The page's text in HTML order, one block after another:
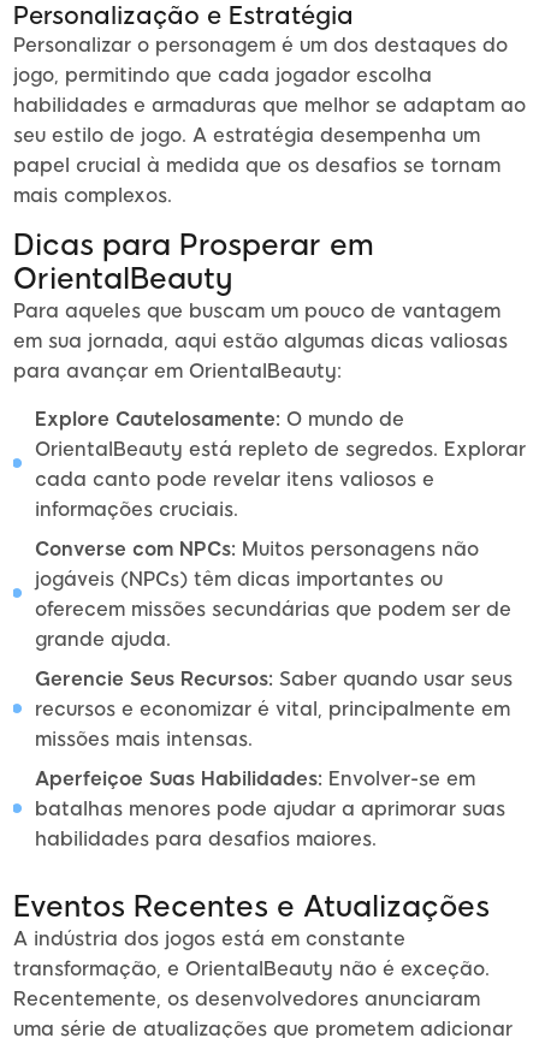
Personalização e Estratégia
Personalizar o personagem é um dos destaques do
jogo, permitindo que cada jogador escolha
habilidades e armaduras que melhor se adaptam ao
seu estilo de jogo. A estratégia desempenha um
papel crucial à medida que os desafios se tornam
mais complexos.
Dicas para Prosperar em
OrientalBeauty
Para aqueles que buscam um pouco de vantagem
em sua jornada, aqui estão algumas dicas valiosas
para avançar em OrientalBeauty:
Explore Cautelosamente: O mundo de
OrientalBeauty está repleto de segredos. Explorar
cada canto pode revelar itens valiosos e
informações cruciais.
Converse com NPCs: Muitos personagens não
jogáveis (NPCs) têm dicas importantes ou
oferecem missões secundárias que podem ser de
grande ajuda.
Gerencie Seus Recursos: Saber quando usar seus
recursos e economizar é vital, principalmente em
missões mais intensas.
Aperfeiçoe Suas Habilidades: Envolver-se em
batalhas menores pode ajudar a aprimorar suas
habilidades para desafios maiores.
Eventos Recentes e Atualizações
A indústria dos jogos está em constante
transformação, e OrientalBeauty não é exceção.
Recentemente, os desenvolvedores anunciaram
uma série de atualizações que prometem adicionar